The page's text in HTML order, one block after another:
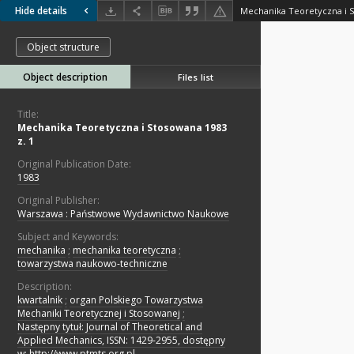
Hide details Mechanika Teoretyczna i
Object structure
Object description Files list
Title:
Mechanika Teoretyczna i Stosowana 1983
z. 1
Original Publication Date:
1983
Original Publisher:
Warszawa : Państwowe Wydawnictwo Naukowe
Subject and Keywords:
mechanika ; mechanika teoretyczna ;
towarzystwa naukowo-techniczne
Description:
kwartalnik ; organ Polskiego Towarzystwa
Mechaniki Teoretycznej i Stosowanej ;
Następny tytuł: Journal of Theoretical and
Applied Mechanics, ISSN: 1429-2955, dostępny